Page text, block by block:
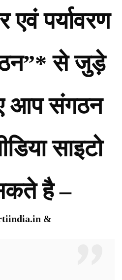
एवं पर्यावरण
से जुड़े
आप संगठन
साइटो
है –
&